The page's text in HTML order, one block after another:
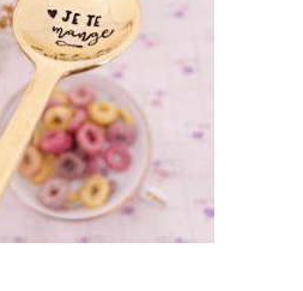
EN LAITON DORÉ LA
: JE TE MANGE
35,00€
AU PANIER